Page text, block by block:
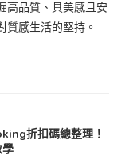
高品質、具美感且安
質感生活的堅持。
折扣碼總整理！